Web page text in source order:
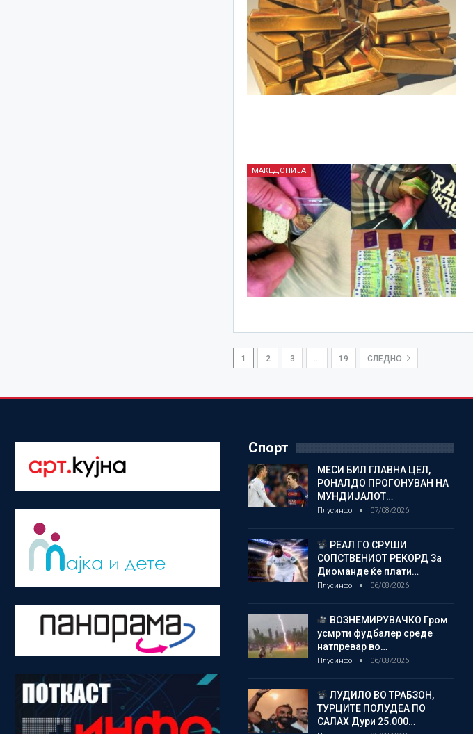
МАКЕДОНИЈА
1 2 3 … 19 СЛЕДНО
Спорт
МЕСИ БИЛ ГЛАВНА ЦЕЛ,
РОНАЛДО ПРОГОНУВАН НА
МУНДИЈАЛОТ…
Плусинфо 07/08/2026
РЕАЛ ГО СРУШИ
СОПСТВЕНИОТ РЕКОРД За
Диоманде ќе плати…
Плусинфо 06/08/2026
ВОЗНЕМИРУВАЧКО Гром
усмрти фудбалер среде
натпревар во…
Плусинфо 06/08/2026
ЛУДИЛО ВО ТРАБЗОН,
ТУРЦИТЕ ПОЛУДЕА ПО
САЛАХ Дури 25.000…